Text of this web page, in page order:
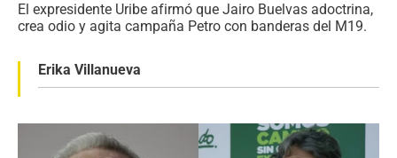
El expresidente Uribe afirmó que Jairo Buelvas adoctrina,
crea odio y agita campaña Petro con banderas del M19.
Erika Villanueva